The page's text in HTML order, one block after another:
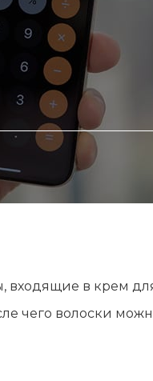
в крем
чего волоски